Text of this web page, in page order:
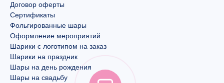
Договор оферты
Сертификаты
Фольгированные шары
Оформление мероприятий
Шарики с логотипом на заказ
Шарики на праздник
Шары на день рождения
Шары на свадьбу